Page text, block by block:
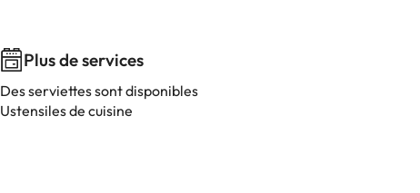
Plus de services
Des serviettes sont disponibles
Ustensiles de cuisine